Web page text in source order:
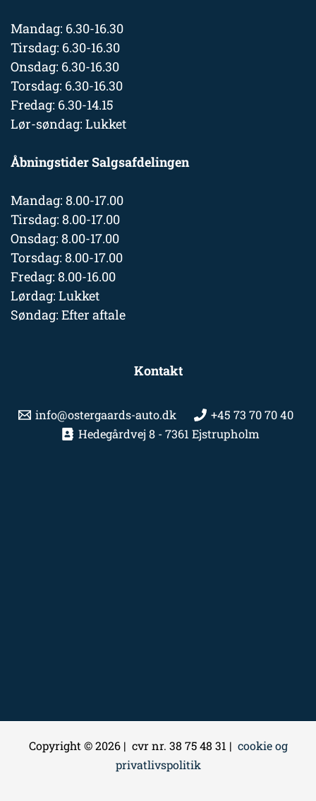
Mandag: 6.30-16.30
Tirsdag: 6.30-16.30
Onsdag: 6.30-16.30
Torsdag: 6.30-16.30
Fredag: 6.30-14.15
Lør-søndag: Lukket
Åbningstider Salgsafdelingen
Mandag: 8.00-17.00
Tirsdag: 8.00-17.00
Onsdag: 8.00-17.00
Torsdag: 8.00-17.00
Fredag: 8.00-16.00
Lørdag: Lukket
Søndag: Efter aftale
Kontakt
info@ostergaards-auto.dk
+45 73 70 70 40
Hedegårdvej 8 - 7361 Ejstrupholm
Copyright © 2026 | cvr nr. 38 75 48 31 | cookie og
privatlivspolitik